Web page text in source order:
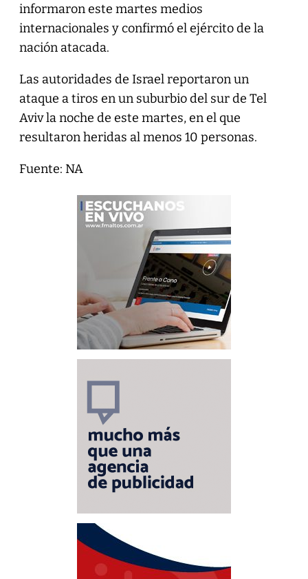
informaron este martes medios
internacionales y confirmó el ejército de la
nación atacada.
Las autoridades de Israel reportaron un
ataque a tiros en un suburbio del sur de Tel
Aviv la noche de este martes, en el que
resultaron heridas al menos 10 personas.
Fuente: NA